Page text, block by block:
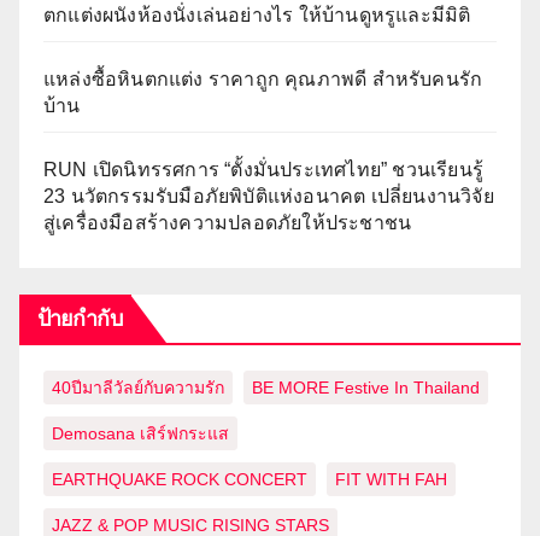
ตกแต่งผนังห้องนั่งเล่นอย่างไร ให้บ้านดูหรูและมีมิติ
แหล่งซื้อหินตกแต่ง ราคาถูก คุณภาพดี สำหรับคนรัก
บ้าน
RUN เปิดนิทรรศการ “ตั้งมั่นประเทศไทย” ชวนเรียนรู้
23 นวัตกรรมรับมือภัยพิบัติแห่งอนาคต เปลี่ยนงานวิจัย
สู่เครื่องมือสร้างความปลอดภัยให้ประชาชน
ป้ายกำกับ
40ปีมาลีวัลย์กับความรัก BE MORE Festive In Thailand
Demosana เสิร์ฟกระแส
EARTHQUAKE ROCK CONCERT FIT WITH FAH
JAZZ & POP MUSIC RISING STARS